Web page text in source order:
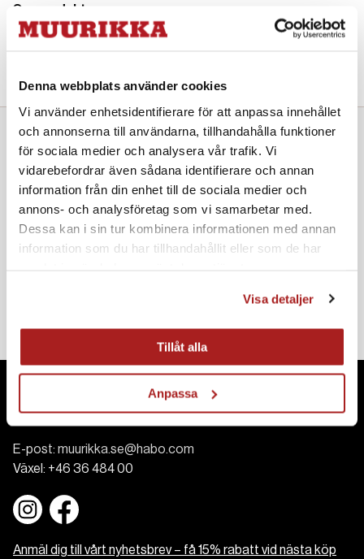
Denna webbplats använder cookies
Vi använder enhetsidentifierare för att anpassa innehållet
och annonserna till användarna, tillhandahålla funktioner
för sociala medier och analysera vår trafik. Vi
vidarebefordrar även sådana identifierare och annan
information från din enhet till de sociala medier och
annons- och analysföretag som vi samarbetar med.
Dessa kan i sin tur kombinera informationen med annan
information som du har tillhandahållit eller som de har
Visa detaljer
Tillåt alla
Anpassa
Om produkten:
Blötlägg rökspånen i vatten 10–20 minuter innan de strös ut
Komplettera gärna med
2095 SEK
Kontakt
E-post: muurikka.se@habo.com
Växel: +46 36 484 00
Anmäl dig till vårt nyhetsbrev – få 15% rabatt vid nästa köp